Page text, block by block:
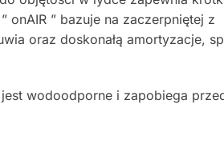
onAIR ” bazuje na zaczerpniętej z
oraz doskonałą amortyzacje,
wodoodporne i zapobiega